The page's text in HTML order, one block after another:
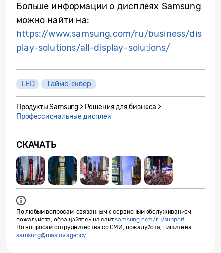
Больше информации о дисплеях Samsung
можно найти на:
https://www.samsung.com/ru/business/dis
play-solutions/all-display-solutions/
LED Таймс-сквер
Продукты Samsung > Решения для бизнеса >
Профессиональные дисплеи
СКАЧАТЬ
По любым вопросам, связанным с сервисным обслуживанием,
пожалуйста, обращайтесь на сайтsamsung.com/ru/support.
По вопросам сотрудничества со СМИ, пожалуйста, пишите на
samsung@maslov.agency.